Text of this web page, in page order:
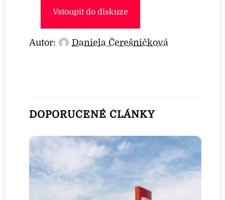
Vstoupit do diskuze
Autor: Daniela Čerešničková
DOPORUČENÉ ČLÁNKY